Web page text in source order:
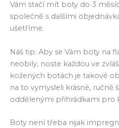
Vám stačí mít boty do 3
společně s dalšími
ušetříme.
Náš tip: Aby se Vám boty na
neobily, noste každou ve
kožených botách je takové
na to vymysleli krásné, ručně
oddělenými přihrádkami pro
Boty není třeba nijak